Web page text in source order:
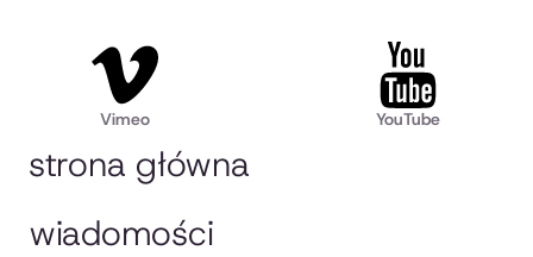
strona główna
wiadomości
Vimeo YouTube